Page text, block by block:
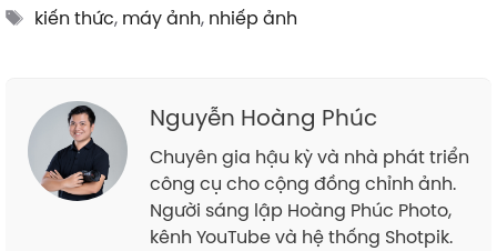
Tags
kiến thức, máy ảnh, nhiếp ảnh
Nguyễn Hoàng Phúc
Chuyên gia hậu kỳ và nhà phát triển
công cụ cho cộng đồng chỉnh ảnh.
Người sáng lập Hoàng Phúc Photo,
kênh YouTube và hệ thống Shotpik.